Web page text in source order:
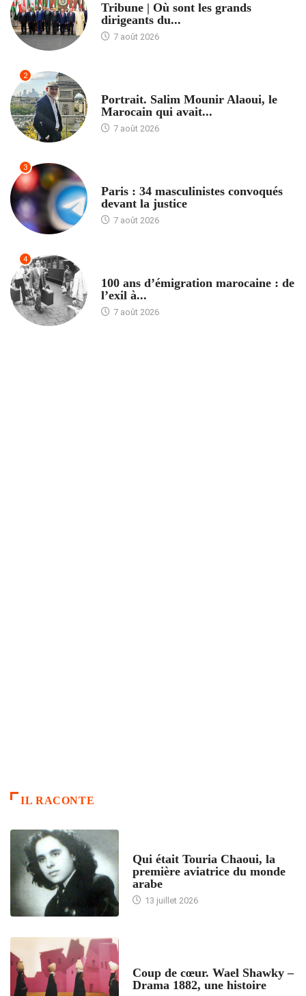
Tribune | Où sont les grands
dirigeants du...
7 août 2026
2
Portrait. Salim Mounir Alaoui, le
Marocain qui avait...
7 août 2026
3
Paris : 34 masculinistes convoqués
devant la justice
7 août 2026
4
100 ans d’émigration marocaine : de
l’exil à...
7 août 2026
IL RACONTE
Qui était Touria Chaoui, la
première aviatrice du monde
arabe
13 juillet 2026
Coup de cœur. Wael Shawky –
Drama 1882, une histoire